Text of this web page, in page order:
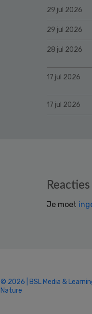
29 jul 2026
29 jul 2026
28 jul 2026
17 jul 2026
17 jul 2026
Reacties
Je moet
© 2026 | BSL Media &
Nature